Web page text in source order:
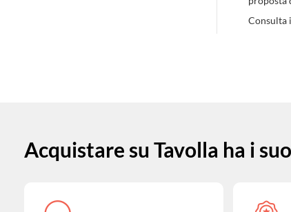
Consulta
Acquistare su Tavolla ha i